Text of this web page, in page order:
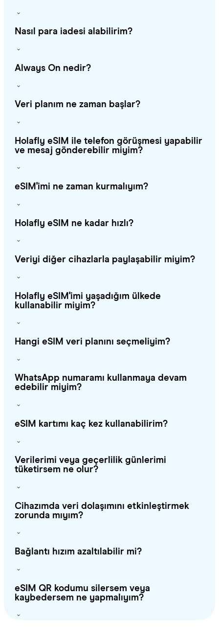
Nasıl para iadesi alabilirim?
Always On nedir?
Veri planım ne zaman başlar?
Holafly eSIM ile telefon görüşmesi yapabilir
ve mesaj gönderebilir miyim?
eSIM'imi ne zaman kurmalıyım?
Holafly eSIM ne kadar hızlı?
Veriyi diğer cihazlarla paylaşabilir miyim?
Holafly eSIM'imi yaşadığım ülkede
kullanabilir miyim?
Hangi eSIM veri planını seçmeliyim?
WhatsApp numaramı kullanmaya devam
edebilir miyim?
eSIM kartımı kaç kez kullanabilirim?
Verilerimi veya geçerlilik günlerimi
tüketirsem ne olur?
Cihazımda veri dolaşımını etkinleştirmek
zorunda mıyım?
Bağlantı hızım azaltılabilir mi?
eSIM QR kodumu silersem veya
kaybedersem ne yapmalıyım?